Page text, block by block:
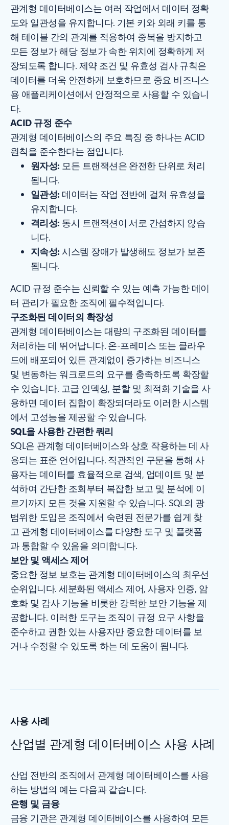
관계형 데이터베이스는 여러 작업에서 데이터 정확
도와 일관성을 유지합니다. 기본 키와 외래 키를 통
해 테이블 간의 관계를 적용하여 중복을 방지하고
모든 정보가 해당 정보가 속한 위치에 정확하게 저
장되도록 합니다. 제약 조건 및 유효성 검사 규칙은
데이터를 더욱 안전하게 보호하므로 중요 비즈니스
용 애플리케이션에서 안정적으로 사용할 수 있습니
다.
ACID 규정 준수
관계형 데이터베이스의 주요 특징 중 하나는 ACID
원칙을 준수한다는 점입니다.
원자성: 모든 트랜잭션은 완전한 단위로 처리
됩니다.
일관성: 데이터는 작업 전반에 걸쳐 유효성을
유지합니다.
격리성: 동시 트랜잭션이 서로 간섭하지 않습
니다.
지속성: 시스템 장애가 발생해도 정보가 보존
됩니다.
ACID 규정 준수는 신뢰할 수 있는 예측 가능한 데이
터 관리가 필요한 조직에 필수적입니다.
구조화된 데이터의 확장성
관계형 데이터베이스는 대량의 구조화된 데이터를
처리하는 데 뛰어납니다. 온-프레미스 또는 클라우
드에 배포되어 있든 관계없이 증가하는 비즈니스
및 변동하는 워크로드의 요구를 충족하도록 확장할
수 있습니다. 고급 인덱싱, 분할 및 최적화 기술을 사
용하면 데이터 집합이 확장되더라도 이러한 시스템
에서 고성능을 제공할 수 있습니다.
SQL을 사용한 간편한 쿼리
SQL은 관계형 데이터베이스와 상호 작용하는 데 사
용되는 표준 언어입니다. 직관적인 구문을 통해 사
용자는 데이터를 효율적으로 검색, 업데이트 및 분
석하여 간단한 조회부터 복잡한 보고 및 분석에 이
르기까지 모든 것을 지원할 수 있습니다. SQL의 광
범위한 도입은 조직에서 숙련된 전문가를 쉽게 찾
고 관계형 데이터베이스를 다양한 도구 및 플랫폼
과 통합할 수 있음을 의미합니다.
보안 및 액세스 제어
중요한 정보 보호는 관계형 데이터베이스의 최우선
순위입니다. 세분화된 액세스 제어, 사용자 인증, 암
호화 및 감사 기능을 비롯한 강력한 보안 기능을 제
공합니다. 이러한 도구는 조직이 규정 요구 사항을
준수하고 권한 있는 사용자만 중요한 데이터를 보
거나 수정할 수 있도록 하는 데 도움이 됩니다.
사용 사례
산업별 관계형 데이터베이스 사용 사례
산업 전반의 조직에서 관계형 데이터베이스를 사용
하는 방법의 예는 다음과 같습니다.
은행 및 금융
금융 기관은 관계형 데이터베이스를 사용하여 모든